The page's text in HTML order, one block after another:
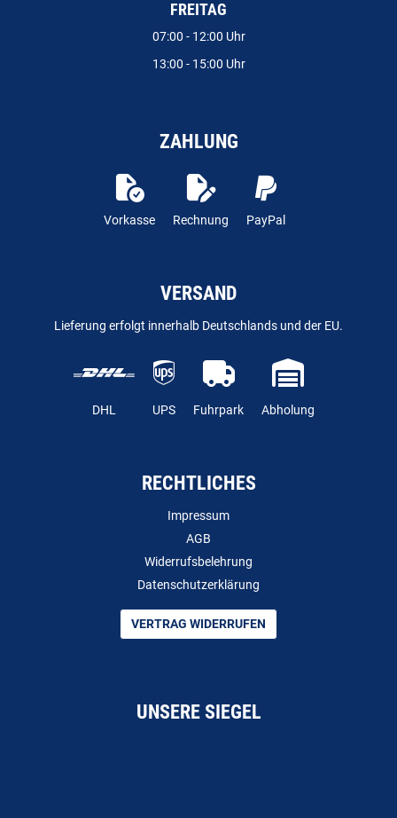
FREITAG
07:00 - 12:00 Uhr
13:00 - 15:00 Uhr
ZAHLUNG
Vorkasse Rechnung PayPal
VERSAND
Lieferung erfolgt innerhalb Deutschlands und der EU.
DHL UPS Fuhrpark Abholung
RECHTLICHES
Impressum
AGB
Widerrufsbelehrung
Datenschutzerklärung
VERTRAG WIDERRUFEN
UNSERE SIEGEL